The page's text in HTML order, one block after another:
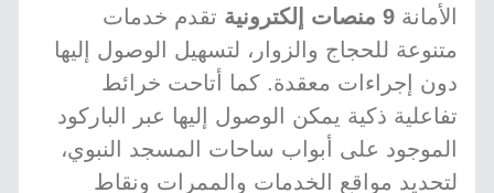
الأمانة 9 منصات إلكترونية
تقدم خدمات
متنوعة للحجاج والزوار، لتسهيل الوصول إليها
دون إجراءات معقدة. كما أتاحت خرائط
تفاعلية ذكية يمكن الوصول إليها عبر الباركود
الموجود على أبواب ساحات المسجد النبوي،
لتحديد مواقع الخدمات والممرات ونقاط